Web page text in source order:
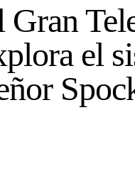
Gran
el